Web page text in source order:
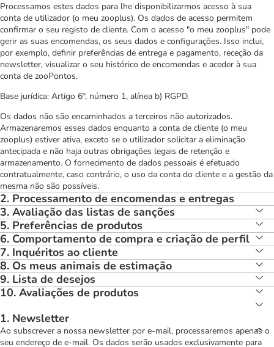
Processamos estes dados para lhe disponibilizarmos acesso à sua
conta de utilizador (o meu zooplus). Os dados de acesso permitem
confirmar o seu registo de cliente. Com o acesso "o meu zooplus" pode
gerir as suas encomendas, os seus dados e configurações. Isso inclui,
por exemplo, definir preferências de entrega e pagamento, receção da
newsletter, visualizar o seu histórico de encomendas e aceder à sua
conta de zooPontos.
Base jurídica: Artigo 6º, número 1, alínea b) RGPD.
Os dados não são encaminhados a terceiros não autorizados.
Armazenaremos esses dados enquanto a conta de cliente (o meu
zooplus) estiver ativa, exceto se o utilizador solicitar a eliminação
antecipada e não haja outras obrigações legais de retenção e
armazenamento. O fornecimento de dados pessoais é efetuado
contratualmente, caso contrário, o uso da conta do cliente e a gestão da
mesma não são possíveis.
2. Processamento de encomendas e entregas
3. Avaliação das listas de sanções
5. Preferências de produtos
6. Comportamento de compra e criação de perfil
7. Inquéritos ao cliente
8. Os meus animais de estimação
9. Lista de desejos
10. Avaliações de produtos
1. Newsletter
Ao subscrever a nossa newsletter por e-mail, processaremos apenas o
seu endereço de e-mail. Os dados serão usados exclusivamente para